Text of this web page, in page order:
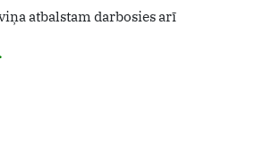
atbalstam darbosies arī